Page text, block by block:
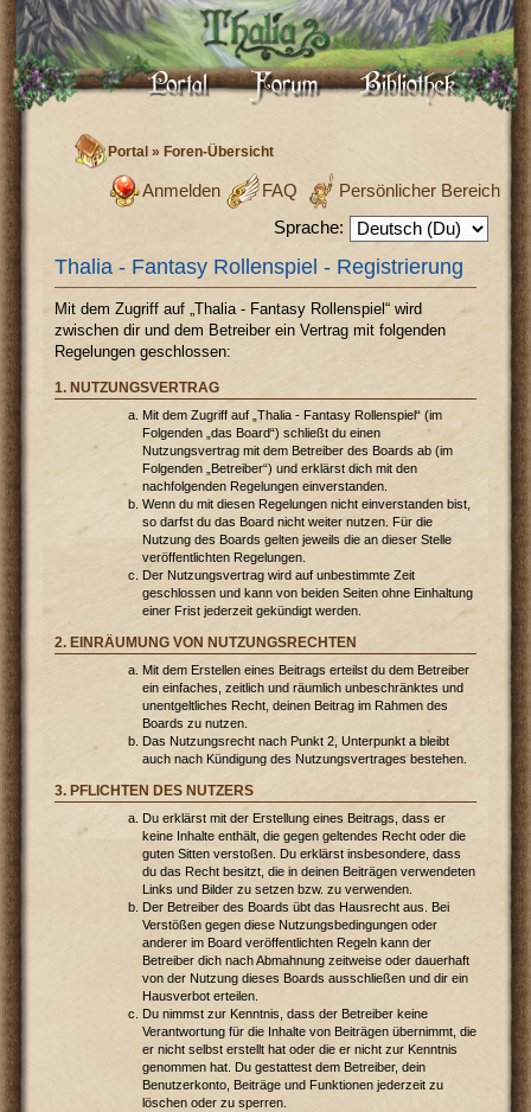
Portal »Foren-Übersicht
Persönlicher Bereich
FAQ
Anmelden
Sprache:
Thalia - Fantasy Rollenspiel - Registrierung
Mit dem Zugriff auf „Thalia - Fantasy Rollenspiel“ wird
zwischen dir und dem Betreiber ein Vertrag mit folgenden
Regelungen geschlossen:
1. NUTZUNGSVERTRAG
Mit dem Zugriff auf „Thalia - Fantasy Rollenspiel“ (im
Folgenden „das Board“) schließt du einen
Nutzungsvertrag mit dem Betreiber des Boards ab (im
Folgenden „Betreiber“) und erklärst dich mit den
nachfolgenden Regelungen einverstanden.
Wenn du mit diesen Regelungen nicht einverstanden bist,
so darfst du das Board nicht weiter nutzen. Für die
Nutzung des Boards gelten jeweils die an dieser Stelle
veröffentlichten Regelungen.
Der Nutzungsvertrag wird auf unbestimmte Zeit
geschlossen und kann von beiden Seiten ohne Einhaltung
einer Frist jederzeit gekündigt werden.
2. EINRÄUMUNG VON NUTZUNGSRECHTEN
Mit dem Erstellen eines Beitrags erteilst du dem Betreiber
ein einfaches, zeitlich und räumlich unbeschränktes und
unentgeltliches Recht, deinen Beitrag im Rahmen des
Boards zu nutzen.
Das Nutzungsrecht nach Punkt 2, Unterpunkt a bleibt
auch nach Kündigung des Nutzungsvertrages bestehen.
3. PFLICHTEN DES NUTZERS
Du erklärst mit der Erstellung eines Beitrags, dass er
keine Inhalte enthält, die gegen geltendes Recht oder die
guten Sitten verstoßen. Du erklärst insbesondere, dass
du das Recht besitzt, die in deinen Beiträgen verwendeten
Links und Bilder zu setzen bzw. zu verwenden.
Der Betreiber des Boards übt das Hausrecht aus. Bei
Verstößen gegen diese Nutzungsbedingungen oder
anderer im Board veröffentlichten Regeln kann der
Betreiber dich nach Abmahnung zeitweise oder dauerhaft
von der Nutzung dieses Boards ausschließen und dir ein
Hausverbot erteilen.
Du nimmst zur Kenntnis, dass der Betreiber keine
Verantwortung für die Inhalte von Beiträgen übernimmt, die
er nicht selbst erstellt hat oder die er nicht zur Kenntnis
genommen hat. Du gestattest dem Betreiber, dein
Benutzerkonto, Beiträge und Funktionen jederzeit zu
löschen oder zu sperren.